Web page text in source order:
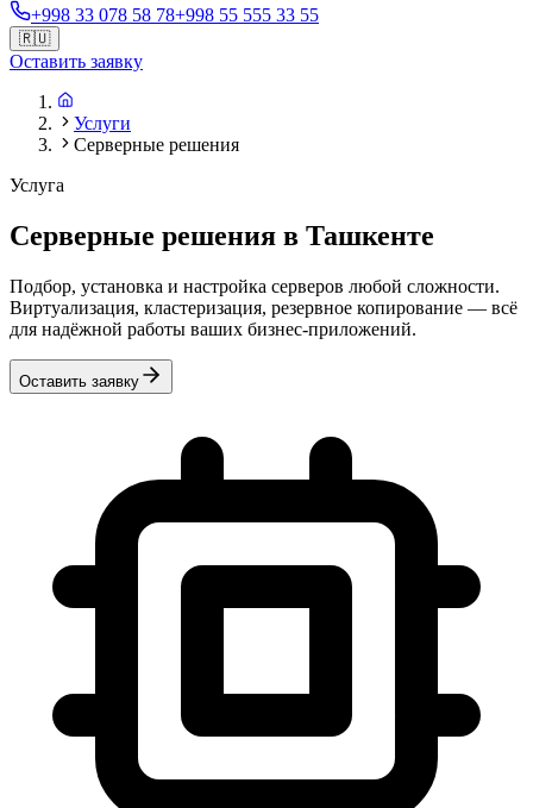
+998 33 078 58 78+998 55 555 33 55
🇷🇺
Оставить заявку
Услуги
Серверные решения
Услуга
Серверные решения в Ташкенте
Подбор, установка и настройка серверов любой сложности.
Виртуализация, кластеризация, резервное копирование — всё
для надёжной работы ваших бизнес-приложений.
Оставить заявку